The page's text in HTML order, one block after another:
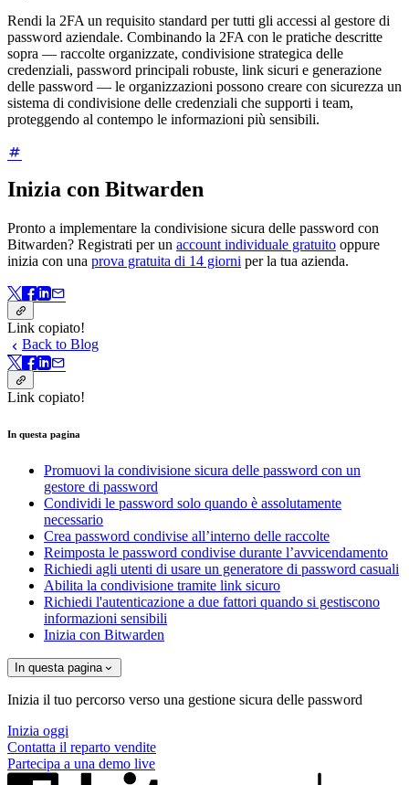
Rendi la 2FA un requisito standard per tutti gli accessi al gestore di
password aziendale. Combinando la 2FA con le pratiche descritte
sopra — raccolte organizzate, condivisione strategica delle
credenziali, password principali robuste, link sicuri e generazione
delle password — le organizzazioni possono creare con sicurezza un
sistema di condivisione delle credenziali che supporti i team,
proteggendo al contempo le informazioni più sensibili.
Inizia con Bitwarden
Pronto a implementare la condivisione sicura delle password con
Bitwarden? Registrati per un account individuale gratuito oppure
inizia con una prova gratuita di 14 giorni per la tua azienda.
Link copiato!
Back to Blog
Link copiato!
In questa pagina
Promuovi la condivisione sicura delle password con un
gestore di password
Condividi le password solo quando è assolutamente
necessario
Crea password condivise all’interno delle raccolte
Reimposta le password condivise durante l’avvicendamento
Richiedi agli utenti di usare un generatore di password casuali
Abilita la condivisione tramite link sicuro
Richiedi l'autenticazione a due fattori quando si gestiscono
informazioni sensibili
Inizia con Bitwarden
In questa pagina
Inizia il tuo percorso verso una gestione sicura delle password
Inizia oggi
Contatta il reparto vendite
Partecipa a una demo live